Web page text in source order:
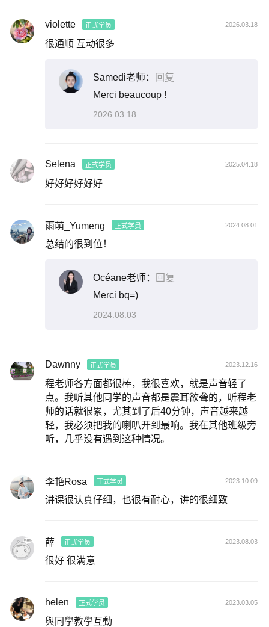
violette 正式学员 2026.03.18
很通顺 互动很多
Samedi老师：
回复
Merci beaucoup !
2026.03.18
Selena 正式学员 2025.04.18
好好好好好好
雨萌_Yumeng 正式学员 2024.08.01
总结的很到位！
Océane老师：
回复
Merci bq=)
2024.08.03
Dawnny 正式学员 2023.12.16
程老师各方面都很棒，我很喜欢，就是声音轻了
点。我听其他同学的声音都是震耳欲聋的，听程老
师的话就很累，尤其到了后40分钟，声音越来越
轻，我必须把我的喇叭开到最响。我在其他班级旁
听，几乎没有遇到这种情况。
李艳Rosa 正式学员 2023.10.09
讲课很认真仔细，也很有耐心，讲的很细致
薛 正式学员 2023.08.03
很好 很满意
helen 正式学员 2023.03.05
與同學教學互動